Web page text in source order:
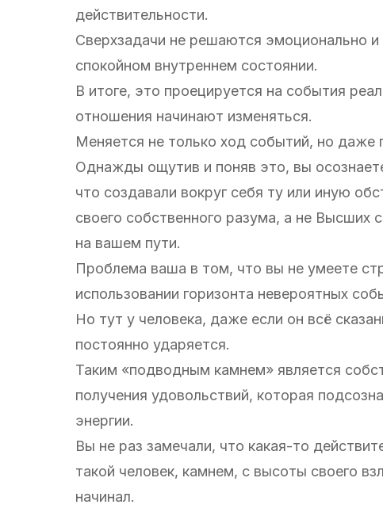
действительности.
Сверхзадачи не решаются эмоционально
спокойном внутреннем состоянии.
В итоге, это проецируется на события
отношения начинают изменяться.
Меняется не только ход событий, но даже
Однажды ощутив и поняв это, вы
что создавали вокруг себя ту или иную
своего собственного разума, а не
на вашем пути.
Проблема ваша в том, что вы не умеете
использовании горизонта невероятных
Но тут у человека, даже если он всё
постоянно ударяется.
Таким «подводным камнем» является
получения удовольствий, которая
энергии.
Вы не раз замечали, что какая-то
такой человек, камнем, с высоты своего
начинал.